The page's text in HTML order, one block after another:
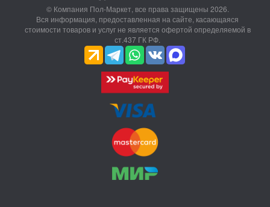
© Компания Пол-Маркет, все права защищены 2026.
Вся информация, предоставленная на сайте, касающаяся
стоимости товаров и услуг не является офертой определяемой в
ст.437 ГК РФ.